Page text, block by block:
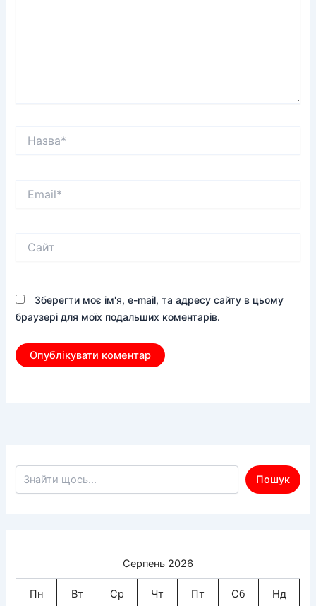
Зберегти моє ім'я, e-mail, та адресу сайту в цьому
браузері для моїх подальших коментарів.
Пошук по сайту
Пошук
Серпень 2026
Пн Вт Ср Чт Пт Сб Нд